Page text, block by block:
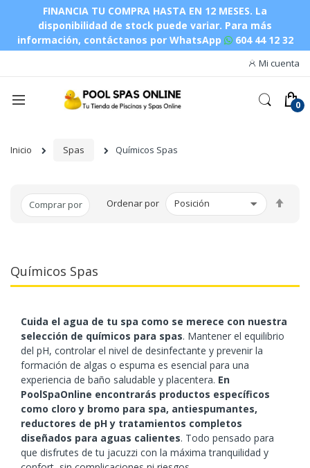
FINANCIA TU COMPRA HASTA EN 12 MESES. La
disponibilidad de stock puede variar. Para más
información, contáctanos por WhatsApp
604 44 12 32
Mi cuenta
Inicio Spas Químicos Spas
Químicos Spas
Cuida el agua de tu spa como se merece con nuestra
selección de químicos para spas. Mantener el equilibrio
del pH, controlar el nivel de desinfectante y prevenir la
formación de algas o espuma es esencial para una
experiencia de baño saludable y placentera. En
PoolSpaOnline encontrarás productos específicos
como cloro y bromo para spa, antiespumantes,
reductores de pH y tratamientos completos
diseñados para aguas calientes. Todo pensado para
que disfrutes de tu jacuzzi con la máxima tranquilidad y
Ordenar por
Comprar por